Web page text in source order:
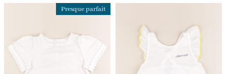
Presque parfait